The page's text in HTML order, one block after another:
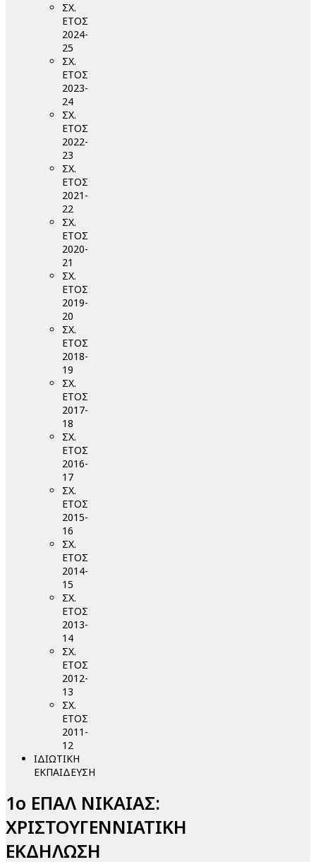
ΣΧ.
ΕΤΟΣ
2024-
25
ΣΧ.
ΕΤΟΣ
2023-
24
ΣΧ.
ΕΤΟΣ
2022-
23
ΣΧ.
ΕΤΟΣ
2021-
22
ΣΧ.
ΕΤΟΣ
2020-
21
ΣΧ.
ΕΤΟΣ
2019-
20
ΣΧ.
ΕΤΟΣ
2018-
19
ΣΧ.
ΕΤΟΣ
2017-
18
ΣΧ.
ΕΤΟΣ
2016-
17
ΣΧ.
ΕΤΟΣ
2015-
16
ΣΧ.
ΕΤΟΣ
2014-
15
ΣΧ.
ΕΤΟΣ
2013-
14
ΣΧ.
ΕΤΟΣ
2012-
13
ΣΧ.
ΕΤΟΣ
2011-
12
ΙΔΙΩΤΙΚΗ
ΕΚΠΑΙΔΕΥΣΗ
1ο ΕΠΑΛ ΝΙΚΑΙΑΣ:
ΧΡΙΣΤΟΥΓΕΝΝΙΑΤΙΚΗ
ΕΚΔΗΛΩΣΗ